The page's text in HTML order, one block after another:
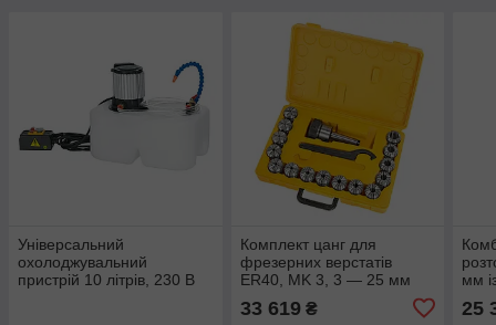
Універсальний
охолоджувальний
пристрій 10 літрів, 230 В
Комплект цанг для
фрезерних верстатів
ER40, MK 3, 3 — 25 мм
33 619₴
мм
25